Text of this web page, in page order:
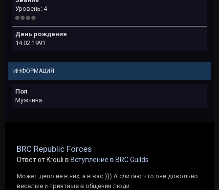
Уровень: 4
День рождения
14.02.1991
ИНФОРМАЦИЯ
Пол
Мужчина
BRC Republic Forces
Ответ от Krouli в Вступление в BRC Guilds
Может дело не в них, а в вас.))) А считаю что они довольно
веселые и приятные в общении люди.